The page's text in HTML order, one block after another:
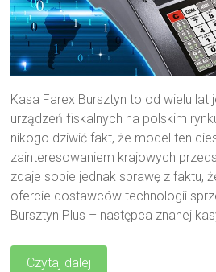
Kasa Farex Bursztyn to od wielu lat
urządzeń fiskalnych na polskim
nikogo dziwić fakt, że model ten
zainteresowaniem krajowych
zdaje sobie jednak sprawę z faktu,
ofercie dostawców technologii
Bursztyn Plus – następca znanej
Czytaj dalej